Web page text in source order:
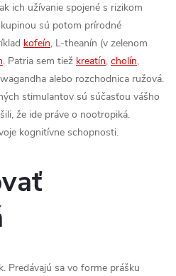
ich užívanie spojené s rizikom
sú potom prírodné
kofeín, L-theanín (v zelenom
. Patria sem tiež kreatín, cholín,
alebo rozchodnica ružová.
stimulantov sú súčasťou vášho
že ide práve o nootropiká.
kognitívne schopnosti.
Predávajú sa vo forme prášku